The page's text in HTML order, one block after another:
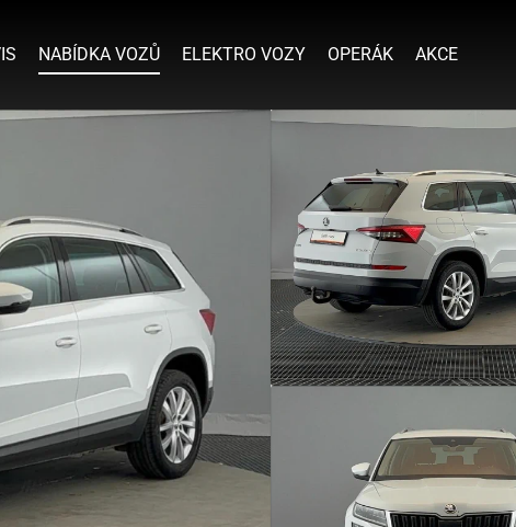
NABÍDKA VOZŮ ELEKTRO VOZY OPERÁK AKCE